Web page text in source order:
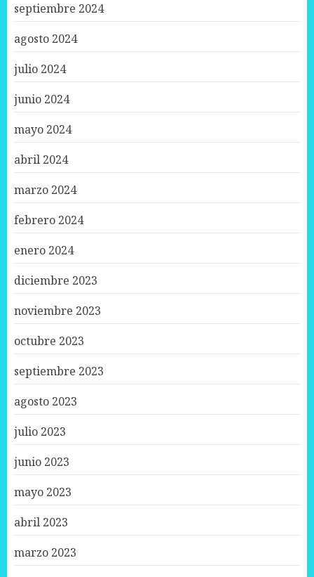
septiembre 2024
agosto 2024
julio 2024
junio 2024
mayo 2024
abril 2024
marzo 2024
febrero 2024
enero 2024
diciembre 2023
noviembre 2023
octubre 2023
septiembre 2023
agosto 2023
julio 2023
junio 2023
mayo 2023
abril 2023
marzo 2023